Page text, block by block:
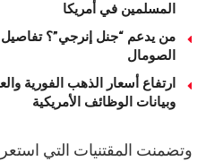
المسلمين في أمريكا
من يدعم “جنل إنرجي”؟
الصومال
ارتفاع أسعار الذهب الفورية
وبيانات الوظائف الأمريكية
وتضمنت المقتنيات التي